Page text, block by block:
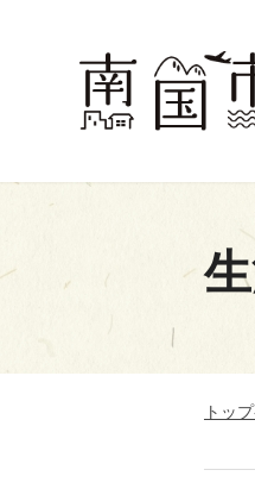
トッ